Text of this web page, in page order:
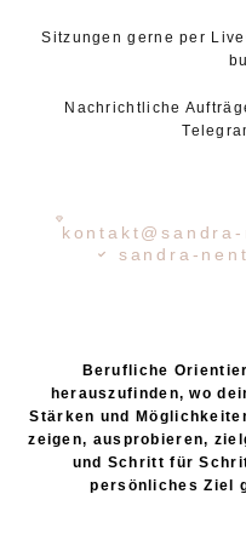
Sitzungen gerne per
Nachrichtliche
sandra-
Berufliche
herauszufinden, wo
Stärken und
zeigen, ausprobieren,
und Schritt für
persönliches Ziel